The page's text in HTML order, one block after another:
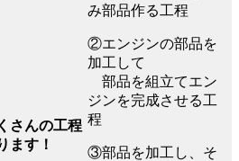
さんの工程
ます！
み部品作る工程
②エンジンの部品を
加工して
部品を組立てエン
ジンを完成させる工
程
③部品を加工し、そ